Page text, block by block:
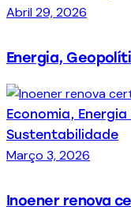
Abril 29, 2026
Energia,
Economia, Energia
Sustentabilidade
Março 3, 2026
Inoener renova